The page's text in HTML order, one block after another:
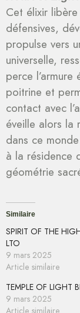
Cet élixir
défensives,
propulse vers
universelle,
perce
poitrine et
contact avec
éveille alors la
dans ce
à la résidence
géométrie
Similaire
SPIRIT OF THE
LTO
9 mars 2025
Article similaire
TEMPLE OF LIGHT
9 mars 2025
Article similaire